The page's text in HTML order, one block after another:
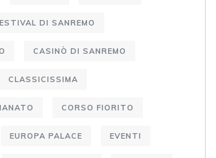
DI SANREMO
CASINÒ DI SANREMO
CLASSICISSIMA
CORSO FIORITO
EUROPA PALACE EVENTI